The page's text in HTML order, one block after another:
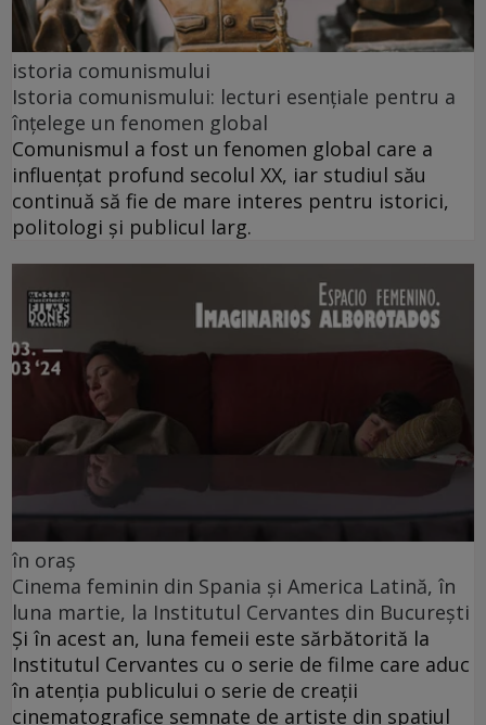
istoria comunismului
Istoria comunismului: lecturi esențiale pentru a
înțelege un fenomen global
Comunismul a fost un fenomen global care a
influențat profund secolul XX, iar studiul său
continuă să fie de mare interes pentru istorici,
politologi și publicul larg.
în oraș
Cinema feminin din Spania și America Latină, în
luna martie, la Institutul Cervantes din București
Și în acest an, luna femeii este sărbătorită la
Institutul Cervantes cu o serie de filme care aduc
în atenția publicului o serie de creații
cinematografice semnate de artiste din spațiul